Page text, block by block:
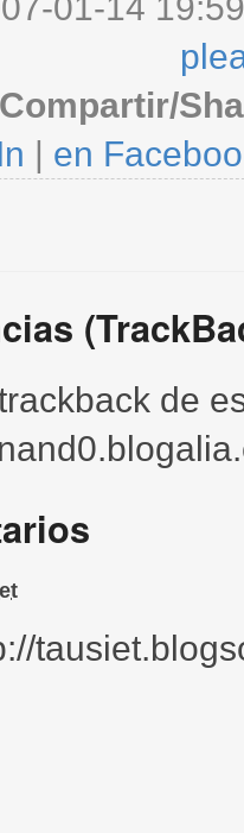
Compartir/
| en
de